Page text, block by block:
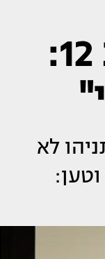
יאיר נתניהו מתפוצץ על חדשות 12:
לא
נשאר אדיש - אך במקום להגיב ישירות, תקף את חדשות 12 וטען: